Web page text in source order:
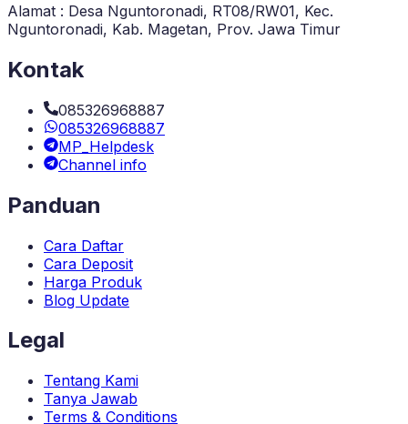
Alamat : Desa Nguntoronadi, RT08/RW01, Kec.
Nguntoronadi, Kab. Magetan, Prov. Jawa Timur
Kontak
085326968887
085326968887
MP_Helpdesk
Channel info
Panduan
Cara Daftar
Cara Deposit
Harga Produk
Blog Update
Legal
Tentang Kami
Tanya Jawab
Terms & Conditions